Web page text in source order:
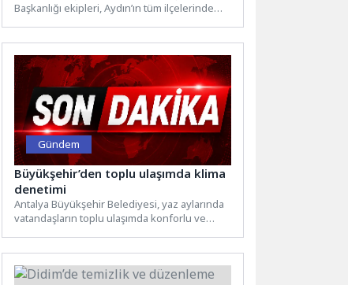
Başkanlığı ekipleri, Aydın’ın tüm ilçelerinde
Gündem
Büyükşehir’den toplu ulaşımda klima
denetimi
Antalya Büyükşehir Belediyesi, yaz aylarında
vatandaşların toplu ulaşımda konforlu ve